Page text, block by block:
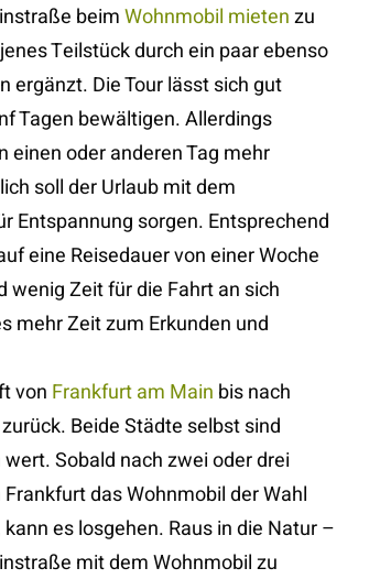
beimWohnmobil mietenzu
Teilstück durch ein paar ebenso
ergänzt. Die Tour lässt sich gut
Tagen bewältigen. Allerdings
einen oder anderen Tag mehr
soll der Urlaub mit dem
Entspannung sorgen. Entsprechend
eine Reisedauer von einer Woche
wenig Zeit für die Fahrt an sich
mehr Zeit zum Erkunden und
von Frankfurt am Main bis nach
Beide Städte selbst sind
Sobald nach zwei oder drei
das Wohnmobil der Wahl
es losgehen. Raus in die Natur –
mit dem Wohnmobil zu